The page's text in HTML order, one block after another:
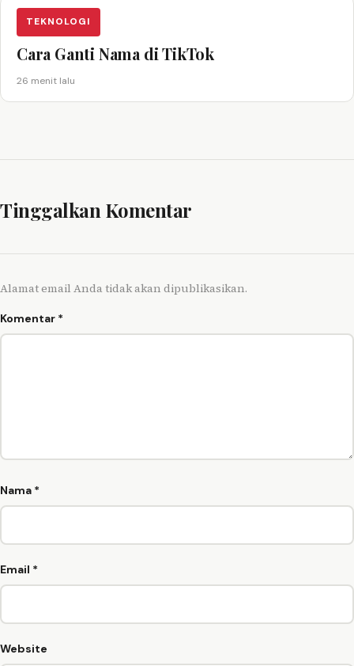
TEKNOLOGI
Cara Ganti Nama di TikTok
26 menit lalu
Tinggalkan Komentar
Alamat email Anda tidak akan dipublikasikan.
Komentar *
Nama *
Email *
Website